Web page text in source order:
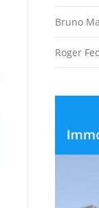
Bruno
Roger